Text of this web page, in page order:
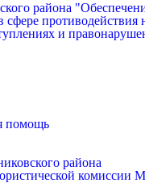
района
противодействия
и
помощь
района
комиссии